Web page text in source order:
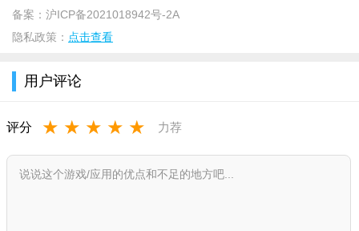
备案： 沪ICP备2021018942号-2A
隐私政策： 点击查看
用户评论
评分 ★ ★ ★ ★ ★ 力荐